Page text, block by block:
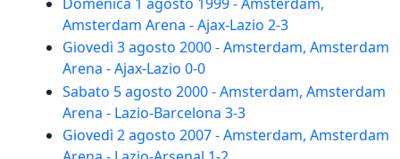
Amsterdam Arena - Ajax-Lazio 2-3
Giovedì 3 agosto 2000 - Amsterdam, Amsterdam
Arena - Ajax-Lazio 0-0
Sabato 5 agosto 2000 - Amsterdam, Amsterdam
Arena - Lazio-Barcelona 3-3
Giovedì 2 agosto 2007 - Amsterdam, Amsterdam